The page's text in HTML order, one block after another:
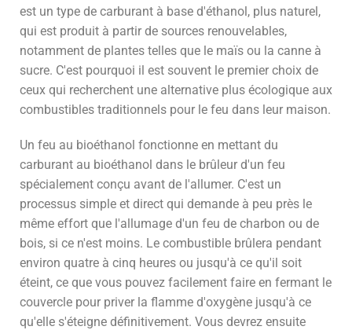
est un type de carburant à base d'éthanol, plus naturel,
qui est produit à partir de sources renouvelables,
notamment de plantes telles que le maïs ou la canne à
sucre. C'est pourquoi il est souvent le premier choix de
ceux qui recherchent une alternative plus écologique aux
combustibles traditionnels pour le feu dans leur maison.
Un feu au bioéthanol fonctionne en mettant du
carburant au bioéthanol dans le brûleur d'un feu
spécialement conçu avant de l'allumer. C'est un
processus simple et direct qui demande à peu près le
même effort que l'allumage d'un feu de charbon ou de
bois, si ce n'est moins. Le combustible brûlera pendant
environ quatre à cinq heures ou jusqu'à ce qu'il soit
éteint, ce que vous pouvez facilement faire en fermant le
couvercle pour priver la flamme d'oxygène jusqu'à ce
qu'elle s'éteigne définitivement. Vous devrez ensuite